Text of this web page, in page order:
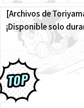
[Archivos de
¡Disponible solo